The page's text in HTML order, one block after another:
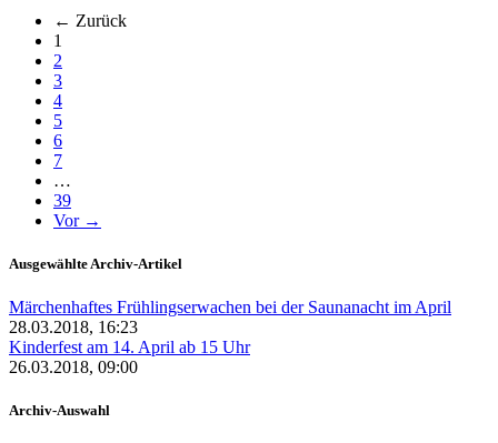
← Zurück
1
2
3
4
5
6
7
…
39
Vor →
Ausgewählte Archiv-Artikel
Märchenhaftes Frühlingserwachen bei der Saunanacht im April
28.03.2018, 16:23
Kinderfest am 14. April ab 15 Uhr
26.03.2018, 09:00
Archiv-Auswahl